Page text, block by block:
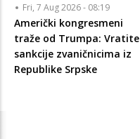
Fri, 7 Aug 2026 - 08:19
Američki kongresmeni
traže od Trumpa: Vratite
sankcije zvaničnicima iz
Republike Srpske